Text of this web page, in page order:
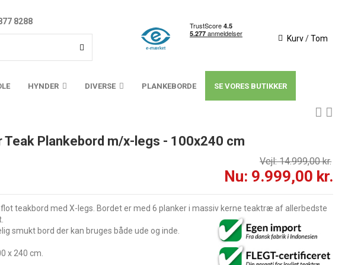
8288
Kurv/Tom
HYNDER DIVERSE PLANKEBORDE SE VORES BUTIKKER
Teak Plankebord m/x-legs - 100x240 cm
Vejl: 14.999,00 kr.
Nu: 9.999,00 kr.
teakbord med X-legs. Bordet er med 6 planker i massiv kerne teaktræ af allerbedste
smukt bord der kan bruges både ude og inde.
x 240 cm.